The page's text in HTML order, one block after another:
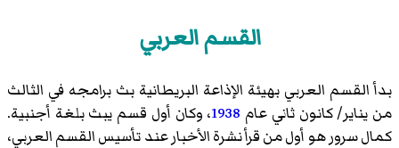
القسم العربي
بدأ القسم العربي بهيئة الإذاعة البريطانية بث برامجه في الثالث
من يناير/ كانون ثاني عام 1938، وكان أول قسم يبث بلغة أجنبية.
كمال سرورهو أول من قرأ نشرة الأخبار عند تأسيس القسم العربي،